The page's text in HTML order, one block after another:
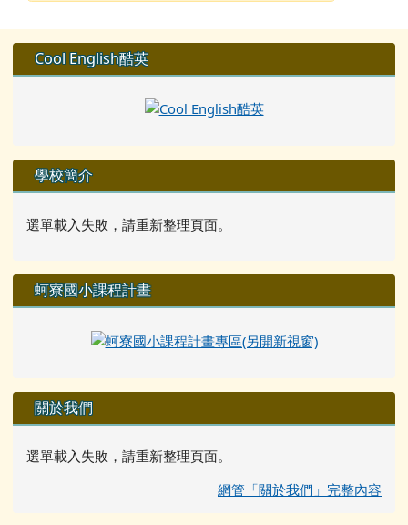
左邊區域內容
Cool English酷英
學校簡介
選單載入失敗，請重新整理頁面。
蚵寮國小課程計畫
關於我們
選單載入失敗，請重新整理頁面。
網管「關於我們」完整內容